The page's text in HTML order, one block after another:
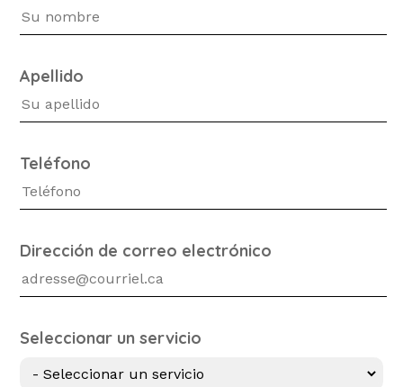
Apellido
Teléfono
Dirección de correo electrónico
Seleccionar un servicio